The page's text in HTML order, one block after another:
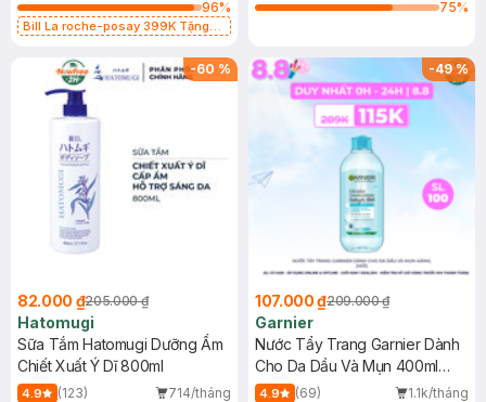
96%
Bill La roche-posay 399K Tặng
(SL có hạn)
75%
-60 %
82.000 ₫205.000 ₫
Hatomugi
Sữa Tắm Hatomugi Dưỡng Ẩm
Chiết Xuất Ý Dĩ 800ml
4.9 (123)
714/tháng
-49%
107.000 ₫209.000 ₫
Garnier
Nước Tẩy Trang Garnier Dành
Cho Da Dầu Và Mụn 400ml
(Mới)
4.9 (69)
1.1k/tháng